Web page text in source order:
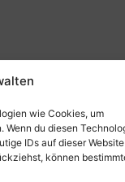
wie Cookies, um
du diesen
IDs auf dieser Website
können